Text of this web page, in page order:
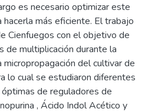
es necesario optimizar este
más eficiente. El trabajo
Cienfuegos con el objetivo de
de multiplicación durante la
del cultivar de
lo cual se estudiaron diferentes
de reguladores de
, Ácido Indol Acético y